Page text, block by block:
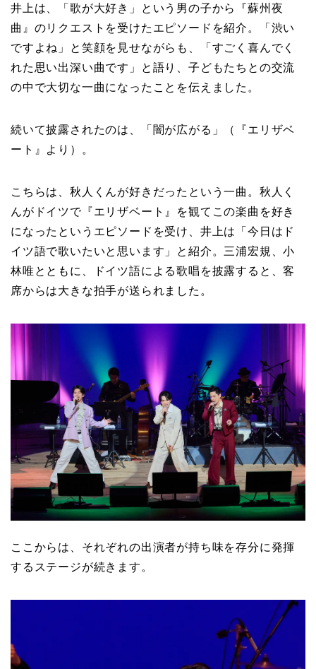
井上は、「歌が大好き」という男の子から『蘇州夜
曲』のリクエストを受けたエピソードを紹介。「渋い
ですよね」と笑顔を見せながらも、「すごく喜んでく
れた思い出深い曲です」と語り、子どもたちとの交流
の中で大切な一曲になったことを伝えました。
続いて披露されたのは、「闇が広がる」（『エリザベ
ート』より）。
こちらは、秋人くんが好きだったという一曲。秋人く
んがドイツで『エリザベート』を観てこの楽曲を好き
になったというエピソードを受け、井上は「今日はド
イツ語で歌いたいと思います」と紹介。三浦宏規、小
林唯とともに、ドイツ語による歌唱を披露すると、客
席からは大きな拍手が送られました。
ここからは、それぞれの出演者が持ち味を存分に発揮
するステージが続きます。